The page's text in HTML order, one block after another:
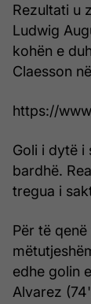
Rezultati u
Ludwig
kohën e
Claesson
https://
Goli i dytë i
bardhë.
tregua i
Për të
edhe golin
Alvarez